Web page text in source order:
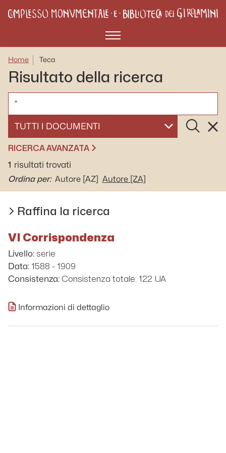
Menù
Home Teca
Risultato della ricerca
SELEZIONA UN DOCUMENTO
Cerca
RICERCA AVANZATA
1 risultati trovati
Ordina per: Autore [AZ] Autore [ZA]
Raffina la ricerca
VI Corrispondenza
Livello: serie
Data: 1588 - 1909
Consistenza: Consistenza totale: 122 UA
Informazioni di dettaglio